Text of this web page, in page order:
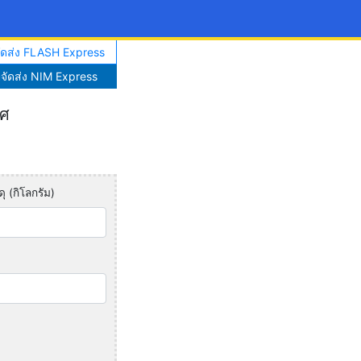
ส่ง FLASH Express
ดส่ง NIM Express
(กิโลกรัม)